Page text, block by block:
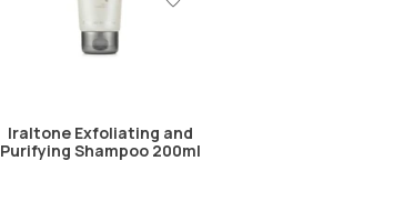
Iraltone Exfoliating and
Purifying Shampoo 200ml